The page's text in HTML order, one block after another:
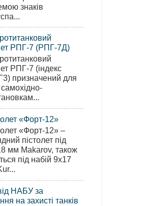
знаків
РПГ-7 (РПГ-7Д)
РПГ-7 (індекс
призначений для
«Форт-12»
«Форт-12» –
пістолет під
мм Makarov, також
під набій 9х17
НАБУ за
на захисті танків